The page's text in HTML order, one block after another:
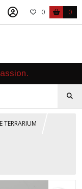
0 0
TERRARIUM